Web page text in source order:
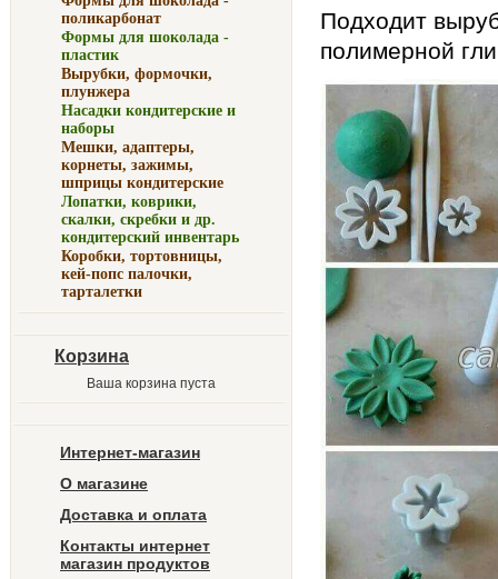
поликарбонат
Формы для шоколада -
пластик
Вырубки, формочки,
плунжера
Насадки кондитерские и
наборы
Мешки, адаптеры,
корнеты, зажимы,
шприцы кондитерские
Лопатки, коврики,
скалки, скребки и др.
кондитерский инвентарь
Коробки, тортовницы,
кей-попс палочки,
тарталетки
Корзина
Ваша корзина пуста
Интернет-магазин
О магазине
Доставка и оплата
Контакты интернет
магазин продуктов
Подходит
полимерной